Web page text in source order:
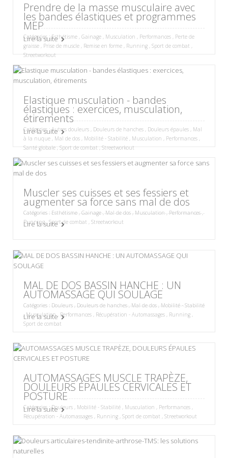
Prendre de la masse musculaire avec
les bandes élastiques et programmes
MEP
Catégories :Esthétisme Gainage Musculation Performances
Perte de
graisse
Prise de muscle Remise en forme Running Sport de combat
Streetworkout
Lire la suite
Elastique musculation - bandes
élastiques : exercices, musculation,
étirements
Catégories :Autres douleurs Douleurs de hanches Douleurs épaules
Mal
à la nuque
Mal de dos Mobilité - Stabilité Musculation Performances
Santé globale Sport de combat Streetworkout
Lire la suite
Muscler ses cuisses et ses fessiers et
augmenter sa force sans mal de dos
Catégories : Esthétisme,Gainage,Mal de dos , Musculation,Performances,
Running, Sport de combat Streetworkout
Lire la suite
MAL DE DOS BASSIN HANCHE : UN
AUTOMASSAGE QUI SOULAGE
Catégories : Douleurs , Douleurs de hanches,Mal de dos,Mobilité - Stabilité
, Musculation, Performances Récupération - Automassages Running
Sport de combat
Lire la suite
AUTOMASSAGES MUSCLE TRAPÈZE,
DOULEURS ÉPAULES CERVICALES ET
POSTURE
Catégories :Douleurs Mobilité - Stabilité Musculation Performances
Récupération - Automassages
Running Sport de combat Streetworkout
Lire la suite